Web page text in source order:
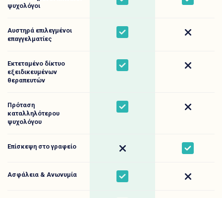
ψυχολόγοι
Αυστηρά επιλεγμένοι
επαγγελματίες
Yes No
Εκτεταμένο δίκτυο
εξειδικευμένων
θεραπευτών
Yes No
Πρόταση
καταλληλότερου
ψυχολόγου
Yes No
Επίσκεψη στο γραφείο No Yes
Ασφάλεια & Ανωνυμία Yes No